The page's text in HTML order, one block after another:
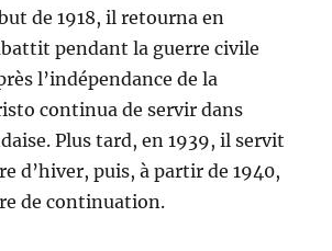
de 1918, il retourna en
pendant la guerre civile
l’indépendance de la
continua de servir dans
Plus tard, en 1939, il servit
d’hiver, puis, à partir de 1940,
de continuation.